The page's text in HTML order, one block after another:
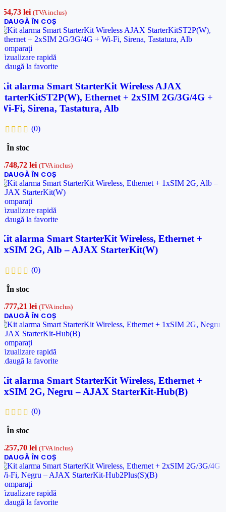
lei (TVA inclus)
ÎN COȘ
rapidă
la favorite
alarma Smart StarterKit Wireless AJAX
Ethernet + 2xSIM 2G/3G/4G +
Fi, Sirena, Tastatura, Alb
(0)
În stoc
lei (TVA inclus)
ÎN COȘ
rapidă
la favorite
alarma Smart StarterKit Wireless, Ethernet +
2G, Alb – AJAX StarterKit(W)
(0)
În stoc
lei (TVA inclus)
ÎN COȘ
rapidă
la favorite
alarma Smart StarterKit Wireless, Ethernet +
2G, Negru – AJAX StarterKit-Hub(B)
(0)
În stoc
lei (TVA inclus)
ÎN COȘ
rapidă
la favorite